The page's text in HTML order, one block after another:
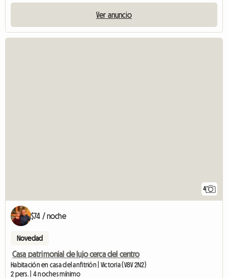
Ver anuncio
4
$74 / noche
Novedad
Casa patrimonial de lujo cerca del centro
Habitación en casa del anfitrión | Victoria (V8V 2N2)
2 pers. | 4 noches mínimo